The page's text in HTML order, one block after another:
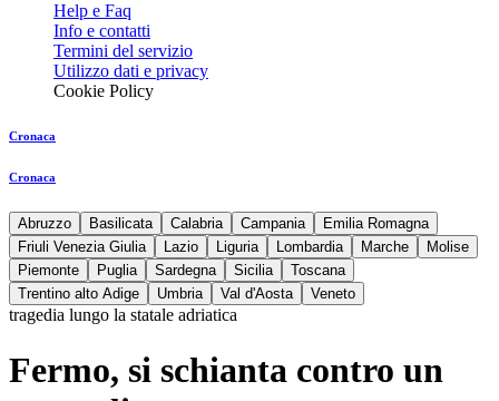
Help e Faq
Info e contatti
Termini del servizio
Utilizzo dati e privacy
Cookie Policy
Cronaca
Cronaca
Abruzzo Basilicata Calabria Campania
Emilia Romagna
Friuli Venezia Giulia
Lazio Liguria Lombardia Marche
Molise
Piemonte
Puglia Sardegna Sicilia
Toscana
Trentino alto Adige
Umbria Val d'Aosta Veneto
tragedia lungo la statale adriatica
Fermo, si schianta contro un